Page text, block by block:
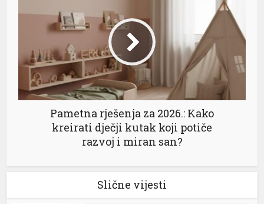
Pametna rješenja za 2026.: Kako
kreirati dječji kutak koji potiče
razvoj i miran san?
Slične vijesti